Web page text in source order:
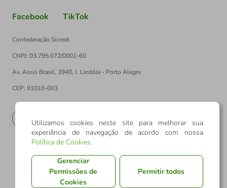
Facebook TikTok
Confederação Sicredi
CNPJ: 03.795.072/0001-60
Av. Assis Brasil, 3940, J. Lindóia - Porto Alegre
CEP: 91010-003
Utilizamos cookies neste site para melhorar sua
experiência de navegação de acordo com nossa
Política de Cookies.
Gerenciar
Permissões de
Cookies
Permitir todos